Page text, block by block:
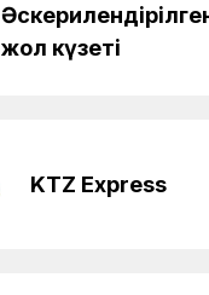
жол күзеті
KTZ Express